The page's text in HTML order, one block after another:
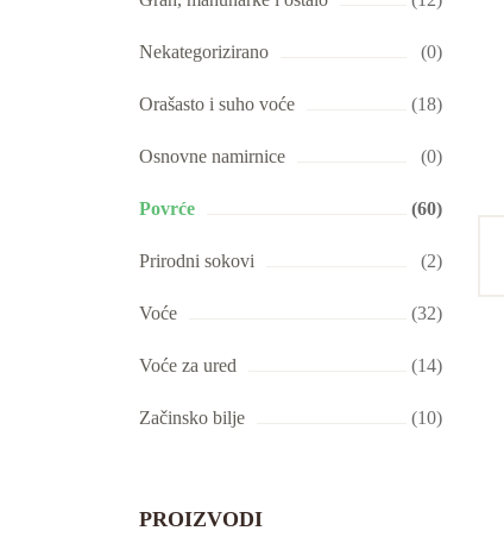
Nekategorizirano (0)
Orašasto i suho voće (18)
Osnovne namirnice (0)
Povrće (60)
Prirodni sokovi (2)
Voće (32)
Voće za ured (14)
Začinsko bilje (10)
PROIZVODI